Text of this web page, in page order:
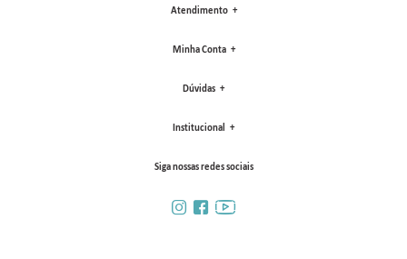
Atendimento
Minha Conta
Dúvidas
Institucional
Siga nossas redes sociais